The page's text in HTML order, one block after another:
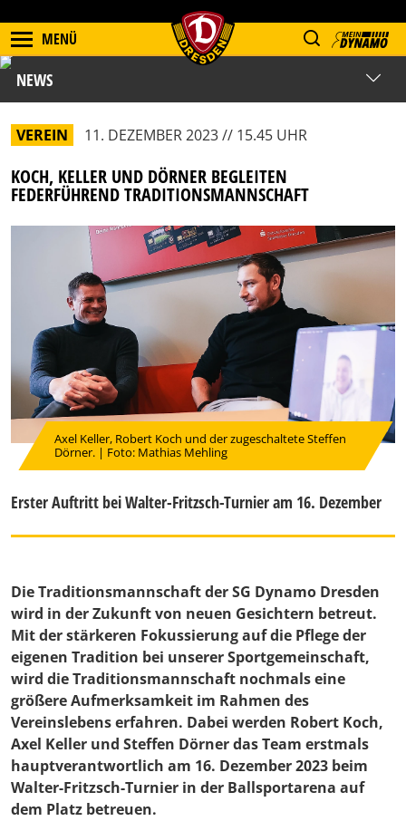
MENÜ
NEWS
VEREIN 11. DEZEMBER 2023 // 15.45 UHR
KOCH, KELLER UND DÖRNER BEGLEITEN
FEDERFÜHREND TRADITIONSMANNSCHAFT
Axel Keller, Robert Koch und der zugeschaltete Steffen
Dörner. | Foto: Mathias Mehling
Erster Auftritt bei Walter-Fritzsch-Turnier am 16. Dezember
Die Traditionsmannschaft der SG Dynamo Dresden
wird in der Zukunft von neuen Gesichtern betreut.
Mit der stärkeren Fokussierung auf die Pflege der
eigenen Tradition bei unserer Sportgemeinschaft,
wird die Traditionsmannschaft nochmals eine
größere Aufmerksamkeit im Rahmen des
Vereinslebens erfahren. Dabei werden Robert Koch,
Axel Keller und Steffen Dörner das Team erstmals
hauptverantwortlich am 16. Dezember 2023 beim
Walter-Fritzsch-Turnier in der Ballsportarena auf
dem Platz betreuen.